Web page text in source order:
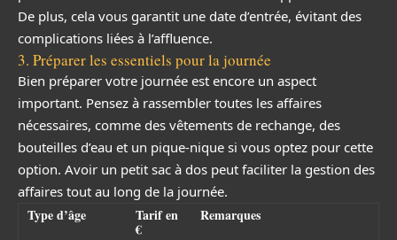
De plus, cela vous garantit une date d’entrée, évitant des
complications liées à l’affluence.
3. Préparer les essentiels pour la journée
Bien préparer votre journée est encore un aspect
important. Pensez à rassembler toutes les affaires
nécessaires, comme des vêtements de rechange, des
bouteilles d’eau et un pique-nique si vous optez pour cette
option. Avoir un petit sac à dos peut faciliter la gestion des
affaires tout au long de la journée.
Type d’âge Tarif en
€
Remarques